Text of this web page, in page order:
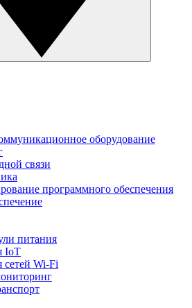
оборудование
связи
программного обеспечения
питания
IoT
сетей Wi-Fi